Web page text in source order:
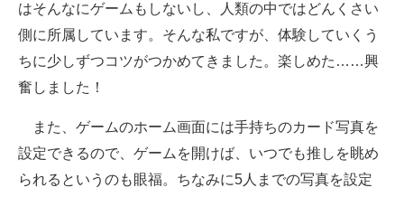
はそんなにゲームもしないし、人類の中ではどんくさい
側に所属しています。そんな私ですが、体験していくう
ちに少しずつコツがつかめてきました。楽しめた……興
奮しました！
また、ゲームのホーム画面には手持ちのカード写真を
設定できるので、ゲームを開けば、いつでも推しを眺め
られるというのも眼福。ちなみに5人までの写真を設定